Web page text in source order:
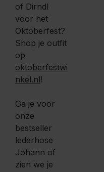
of Dirndl
voor het
Oktoberfest?
Shop je outfit
op
oktoberfestwi
nkel.nl!
Ga je voor
onze
bestseller
lederhose
Johann of
zien we je